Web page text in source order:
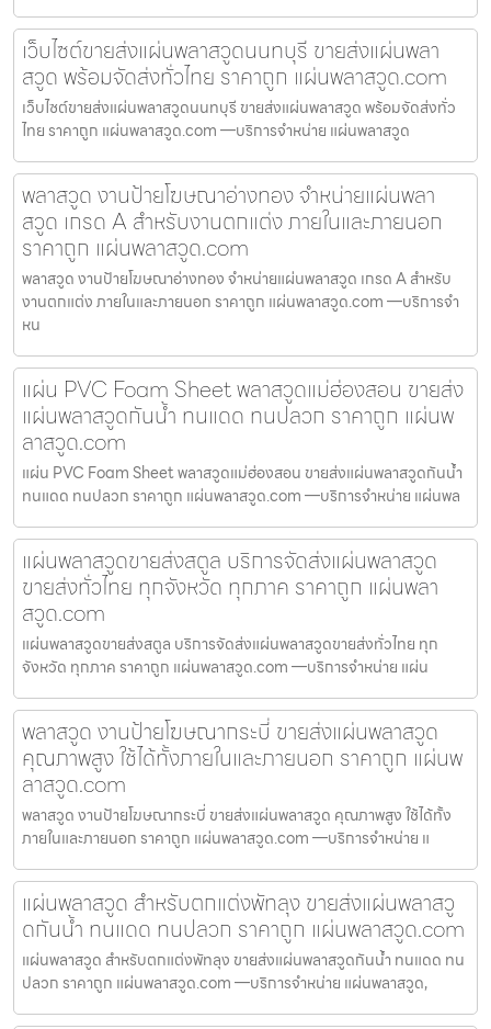
เว็บไซต์ขายส่งแผ่นพลาสวูดนนทบุรี ขายส่งแผ่นพลา
สวูด พร้อมจัดส่งทั่วไทย ราคาถูก แผ่นพลาสวูด.com
เว็บไซต์ขายส่งแผ่นพลาสวูดนนทบุรี ขายส่งแผ่นพลาสวูด พร้อมจัดส่งทั่ว
ไทย ราคาถูก แผ่นพลาสวูด.com —บริการจำหน่าย แผ่นพลาสวูด
พลาสวูด งานป้ายโฆษณาอ่างทอง จำหน่ายแผ่นพลา
สวูด เกรด A สำหรับงานตกแต่ง ภายในและภายนอก
ราคาถูก แผ่นพลาสวูด.com
พลาสวูด งานป้ายโฆษณาอ่างทอง จำหน่ายแผ่นพลาสวูด เกรด A สำหรับ
งานตกแต่ง ภายในและภายนอก ราคาถูก แผ่นพลาสวูด.com —บริการจำ
หน
แผ่น PVC Foam Sheet พลาสวูดแม่ฮ่องสอน ขายส่ง
แผ่นพลาสวูดกันน้ำ ทนแดด ทนปลวก ราคาถูก แผ่นพ
ลาสวูด.com
แผ่น PVC Foam Sheet พลาสวูดแม่ฮ่องสอน ขายส่งแผ่นพลาสวูดกันน้ำ
ทนแดด ทนปลวก ราคาถูก แผ่นพลาสวูด.com —บริการจำหน่าย แผ่นพล
แผ่นพลาสวูดขายส่งสตูล บริการจัดส่งแผ่นพลาสวูด
ขายส่งทั่วไทย ทุกจังหวัด ทุกภาค ราคาถูก แผ่นพลา
สวูด.com
แผ่นพลาสวูดขายส่งสตูล บริการจัดส่งแผ่นพลาสวูดขายส่งทั่วไทย ทุก
จังหวัด ทุกภาค ราคาถูก แผ่นพลาสวูด.com —บริการจำหน่าย แผ่น
พลาสวูด งานป้ายโฆษณากระบี่ ขายส่งแผ่นพลาสวูด
คุณภาพสูง ใช้ได้ทั้งภายในและภายนอก ราคาถูก แผ่นพ
ลาสวูด.com
พลาสวูด งานป้ายโฆษณากระบี่ ขายส่งแผ่นพลาสวูด คุณภาพสูง ใช้ได้ทั้ง
ภายในและภายนอก ราคาถูก แผ่นพลาสวูด.com —บริการจำหน่าย แ
แผ่นพลาสวูด สำหรับตกแต่งพัทลุง ขายส่งแผ่นพลาสวู
ดกันน้ำ ทนแดด ทนปลวก ราคาถูก แผ่นพลาสวูด.com
แผ่นพลาสวูด สำหรับตกแต่งพัทลุง ขายส่งแผ่นพลาสวูดกันน้ำ ทนแดด ทน
ปลวก ราคาถูก แผ่นพลาสวูด.com —บริการจำหน่าย แผ่นพลาสวูด,